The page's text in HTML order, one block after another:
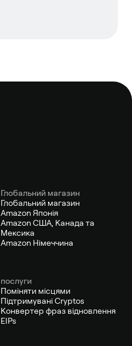
Глобальний магазин
Глобальний магазин
Amazon Японія
Amazon США, Канада та
Мексика
Amazon Німеччина
послуги
Поміняти місцями
Підтримувані Cryptos
Конвертер фраз відновлення
EIPs